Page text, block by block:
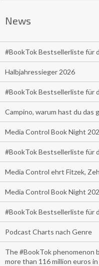
News
#BookTok Bestsellerliste für
Halbjahressieger 2026
#BookTok Bestsellerliste für
Campino, warum hast du das
Media Control Book Night
#BookTok Bestsellerliste für
Media Control ehrt Fitzek,
Media Control Book Night
#BookTok Bestsellerliste für
Podcast Charts nach Genre
The #BookTok phenomenon
more than 116 million euros